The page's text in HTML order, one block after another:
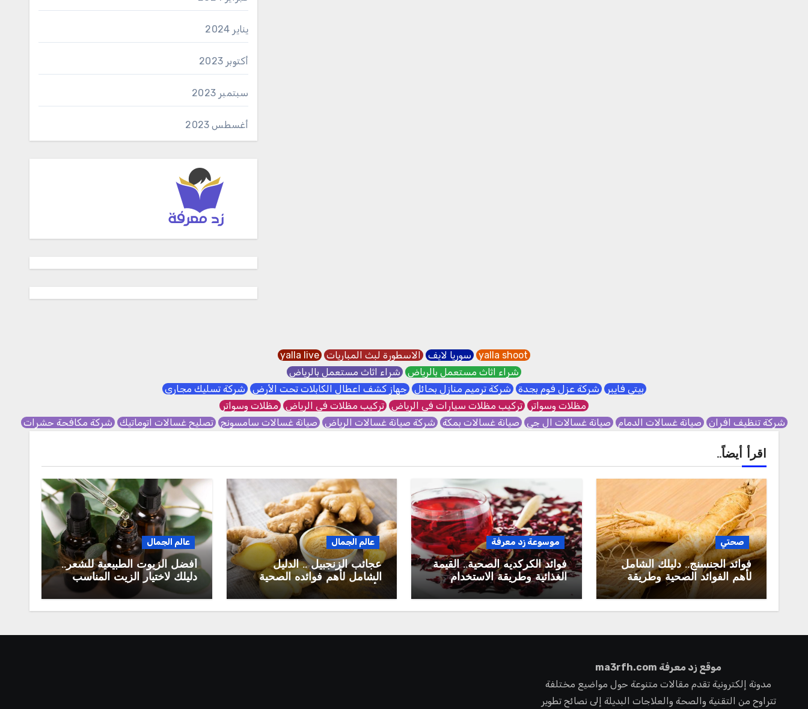
يناير 2024
أكتوبر 2023
سبتمبر 2023
أغسطس 2023
yalla shoot سوريا لايف الاسطورة لبث المباريات yalla live
شراء اثاث مستعمل بالرياض شراء اثاث مستعمل بالرياض
بيتي فايبر شركة عزل فوم بجدة شركة ترميم منازل بحائل جهاز كشف اعطال الكابلات تحت الأرض شركة تسليك مجاري
مظلات وسواتر تركيب مظلات سيارات في الرياض تركيب مظلات في الرياض مظلات وسواتر
شركة تنظيف افران صيانة غسالات الدمام صيانة غسالات ال جي صيانة غسالات بمكة شركة صيانة غسالات الرياض صيانة غسالات سامسونج تصليح غسالات اتوماتيك شركة مكافحة حشرات
اقرأ أيضاً..
صحتي
فوائد الجنسنج.. دليلك الشامل
لأهم الفوائد الصحية وطريقة
الاستخدام الصحيحة
موسوعة زد معرفة
فوائد الكركديه الصحية.. القيمة
الغذائية وطريقة الاستخدام
الصحيحة
عالم الجمال
عجائب الزنجبيل .. الدليل
الشامل لأهم فوائده الصحية
وأضراره وطريقة استخدامه
عالم الجمال
أفضل الزيوت الطبيعية للشعر..
دليلك لاختيار الزيت المناسب
لنمو الشعر وعلاج التساقط
موقع زد معرفة ma3rfh.com
مدونة إلكترونية تقدم مقالات متنوعة حول مواضيع مختلفة
تتراوح من التقنية والصحة والعلاجات البديلة إلى نصائح تطوير